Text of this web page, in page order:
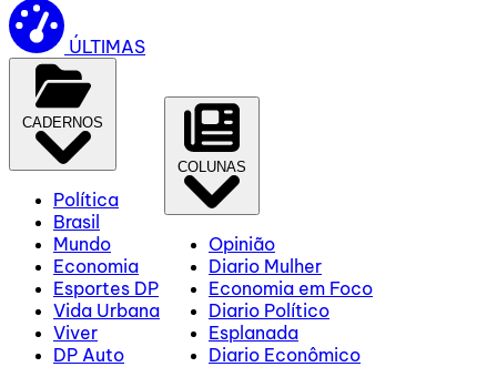
ÚLTIMAS
CADERNOS
Política
Brasil
Mundo
Economia
Esportes DP
Vida Urbana
Viver
DP Auto
COLUNAS
Opinião
Diario Mulher
Economia em Foco
Diario Político
Esplanada
Diario Econômico